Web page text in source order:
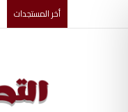
أخر المستجدات